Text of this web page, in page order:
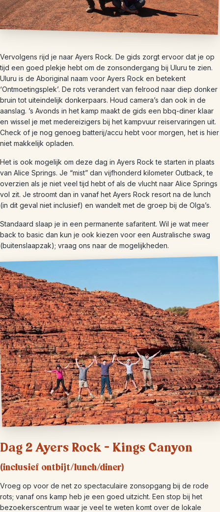
Vervolgens rijd je naar Ayers Rock. De gids zorgt ervoor dat je op
tijd een goed plekje hebt om de zonsondergang bij Uluru te zien.
Uluru is de Aboriginal naam voor Ayers Rock en betekent
‘Ontmoetingsplek’. De rots verandert van felrood naar diep donker
bruin tot uiteindelijk donkerpaars. Houd camera’s dan ook in de
aanslag. ’s Avonds in het kamp maakt de gids een bbq-diner klaar
en wissel je met medereizigers bij het kampvuur reiservaringen uit.
Check of je nog genoeg batterij/accu hebt voor morgen, het is hier
niet makkelijk opladen.
Het is ook mogelijk om deze dag in Ayers Rock te starten in plaats
van Alice Springs. Je “mist” dan vijfhonderd kilometer Outback, te
overzien als je niet veel tijd hebt of als de vlucht naar Alice Springs
vol zit. Je stroomt dan in vanaf het Ayers Rock resort na de lunch
(in dit geval niet inclusief) en wandelt met de groep bij de Olga’s.
Standaard slaap je in een permanente safaritent. Wil je wat meer
back to basic dan kun je ook kiezen voor een Australische swag
(buitenslaapzak); vraag ons naar de mogelijkheden.
Dag 2 Ayers Rock – Kings Canyon
(inclusief ontbijt/lunch/diner)
Vroeg op voor de net zo spectaculaire zonsopgang bij de rode
rots; vanaf ons kamp heb je een goed uitzicht. Een stop bij het
bezoekerscentrum waar je veel te weten komt over de lokale